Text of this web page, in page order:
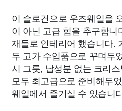
이 슬로건으로 우즈웨일을
이 아닌 고급 힙을 추구합
재들로 인테리어 했습니다.
두 고가 수입품으로 꾸며두
시 그릇, 납성분 없는 크리
모두 최고급으로 준비해두
웨일에서 즐기실 수 있습니